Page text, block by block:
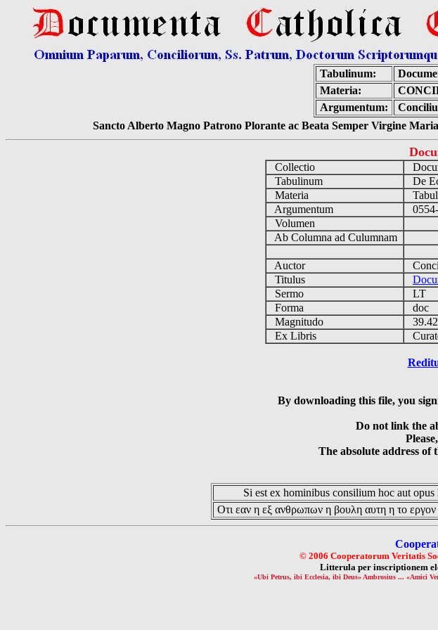
Tabulinum:
Materia:
Argumentum:
Sancto Alberto Magno Patrono Plorante ac Beata Semper Virgine
Collectio
Tabulinum
De
Materia
Argumentum
Volumen
Ab Columna ad Culumnam
Auctor
Titulus
Sermo
LT
Forma
doc
Magnitudo
Ex Libris
By downloading this file, you
Do not link the
The absolute address of
Si est ex hominibus consilium hoc aut
Οτι εαν η εξ ανθρωπων η βουλη αυτη η το εργον
© 2006 Cooperatorum Veritatis
Litterula per inscriptionem
«Ubi Petrus, ibi Ecclesia, ibi Deus» Ambrosius ... «Amici